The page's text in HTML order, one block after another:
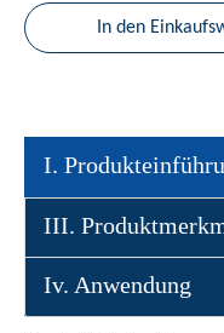
In den
I.
III.
Iv. Anwendung